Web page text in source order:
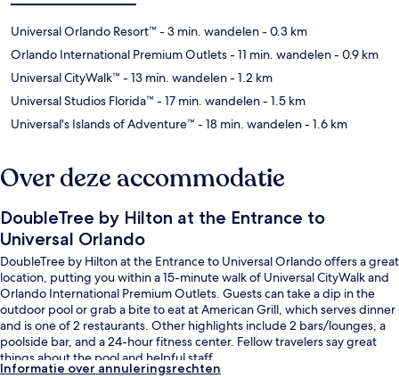
Universal Orlando Resort™ - 3 min. wandelen- 0.3 km
Orlando International Premium Outlets- 11 min. wandelen- 0.9 km
Universal CityWalk™ - 13 min. wandelen- 1.2 km
Universal Studios Florida™ - 17 min. wandelen- 1.5 km
Universal's Islands of Adventure™ - 18 min. wandelen- 1.6 km
Over deze accommodatie
DoubleTree by Hilton at the Entrance to
Universal Orlando
DoubleTree by Hilton at the Entrance to Universal Orlando offers a great
location, putting you within a 15-minute walk of Universal CityWalk and
Orlando International Premium Outlets. Guests can take a dip in the
outdoor pool or grab a bite to eat at American Grill, which serves dinner
and is one of 2 restaurants. Other highlights include 2 bars/lounges, a
poolside bar, and a 24-hour fitness center. Fellow travelers say great
things about the pool and helpful staff.
Informatie over annuleringsrechten